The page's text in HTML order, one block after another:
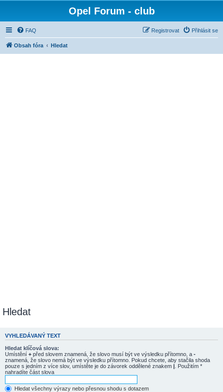
Opel Forum - club
FAQ Přihlásit se
Registrovat
Obsah fóra Hledat
Hledat
VYHLEDÁVANÝ TEXT
Hledat klíčová slova:
Umístění + před slovem znamená, že slovo musí být ve výsledku přítomno, a -
znamená, že slovo nemá být ve výsledku přítomno. Pokud chcete, aby stačila shoda
pouze s jedním z více slov, umístěte je do závorek oddělené znakem | . Použitím *
nahradíte část slova
Hledat všechny výrazy nebo přesnou shodu s dotazem